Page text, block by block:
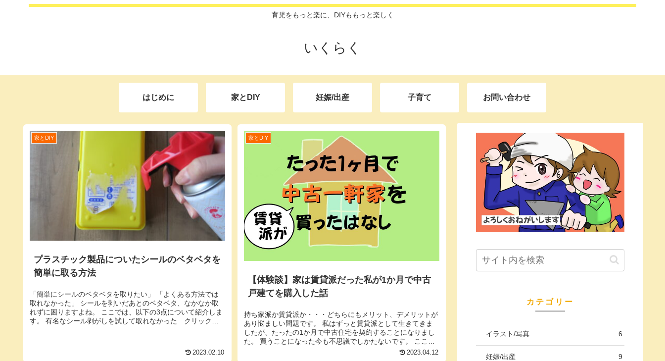
育児をもっと楽に、DIYももっと楽しく
いくらく
はじめに 家とDIY 妊娠/出産 子育て お問い合わせ
家とDIY
プラスチック製品についたシールのベタベタを
簡単に取る方法
「簡単にシールのベタベタを取りたい」 「よくある方法では
取れなかった」 シールを剥いだあとのベタベタ、なかなか取
れずに困りますよね。 ここでは、以下の3点について紹介しま
す。 有名なシール剥がしを試して取れなかった クリックで
2023.02.10
家とDIY
【体験談】家は賃貸派だった私が1か月で中古
戸建てを購入した話
持ち家派か賃貸派か・・・どちらにもメリット、デメリットが
あり悩ましい問題です。 私はずっと賃貸派として生きてきま
したが、たったの1か月で中古住宅を契約することになりまし
た。 買うことになった今も不思議でしかたないです。 ここで
2023.04.12
カテゴリー
イラスト/写真 6
妊娠/出産 9